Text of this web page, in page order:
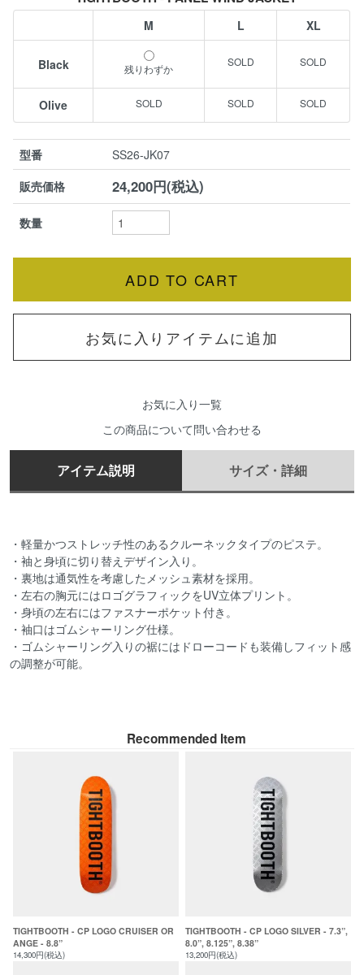
M L XL
Black 残りわずか
Olive
型番
SS26-JK07
販売価格
24,200円(税込)
数量
お気に入りアイテムに追加
お気に入り一覧
この商品について問い合わせる
アイテム説明 サイズ・詳細
・軽量かつストレッチ性のあるクルーネックタイプのピステ。
・袖と身頃に切り替えデザイン入り。
・裏地は通気性を考慮したメッシュ素材を採用。
・左右の胸元にはロゴグラフィックをUV立体プリント。
・身頃の左右にはファスナーポケット付き。
・袖口はゴムシャーリング仕様。
・ゴムシャーリング入りの裾にはドローコードも装備しフィット感
の調整が可能。
Recommended Item
TIGHTBOOTH - CP LOGO CRUISER OR
ANGE - 8.8”
14,300円(税込)
TIGHTBOOTH - CP LOGO SILVER - 7.3”,
8.0”, 8.125”, 8.38”
13,200円(税込)